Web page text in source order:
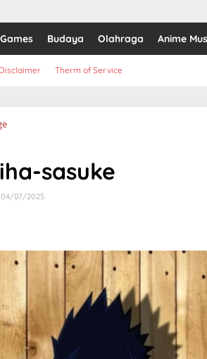
Games Budaya Olahraga Anime
Disclaimer Therm of Service
Lampiran
sasuke
04/07/2025